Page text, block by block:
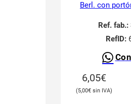
Berl. con
Ref. fab.:
RefID:
6,05€
5,00€